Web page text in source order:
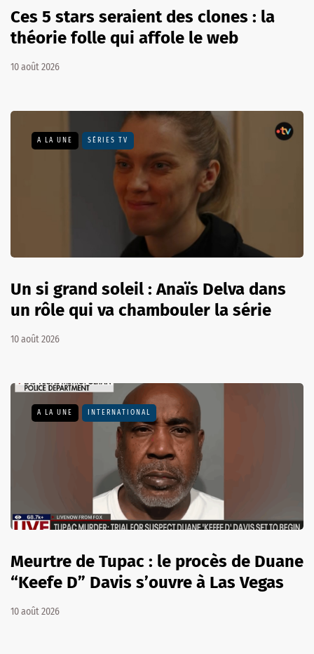
Ces 5 stars seraient des clones : la
théorie folle qui affole le web
10 août 2026
A LA UNE SÉRIES TV
Un si grand soleil : Anaïs Delva dans
un rôle qui va chambouler la série
10 août 2026
A LA UNE INTERNATIONAL
Meurtre de Tupac : le procès de Duane
“Keefe D” Davis s’ouvre à Las Vegas
10 août 2026